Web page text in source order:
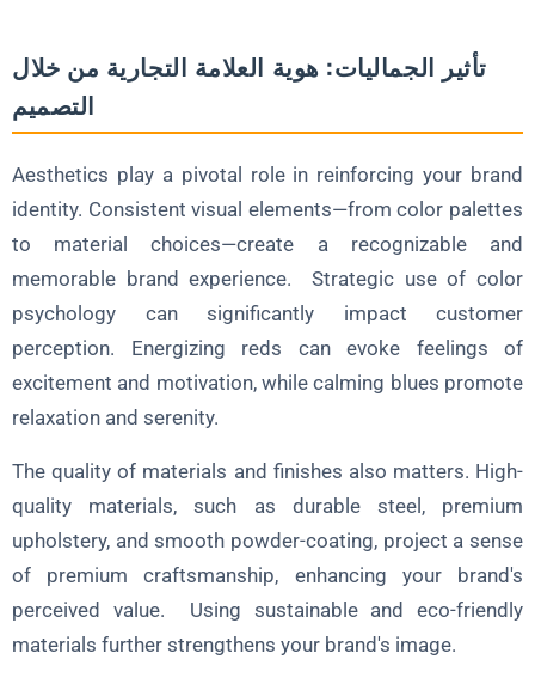
تأثير الجماليات: هوية العلامة التجارية من خلال
التصميم
Aesthetics play a pivotal role in reinforcing your brand
identity. Consistent visual elements—from color palettes
to material choices—create a recognizable and
memorable brand experience. Strategic use of color
psychology can significantly impact customer
perception. Energizing reds can evoke feelings of
excitement and motivation, while calming blues promote
relaxation and serenity.
The quality of materials and finishes also matters. High-
quality materials, such as durable steel, premium
upholstery, and smooth powder-coating, project a sense
of premium craftsmanship, enhancing your brand's
perceived value. Using sustainable and eco-friendly
materials further strengthens your brand's image.